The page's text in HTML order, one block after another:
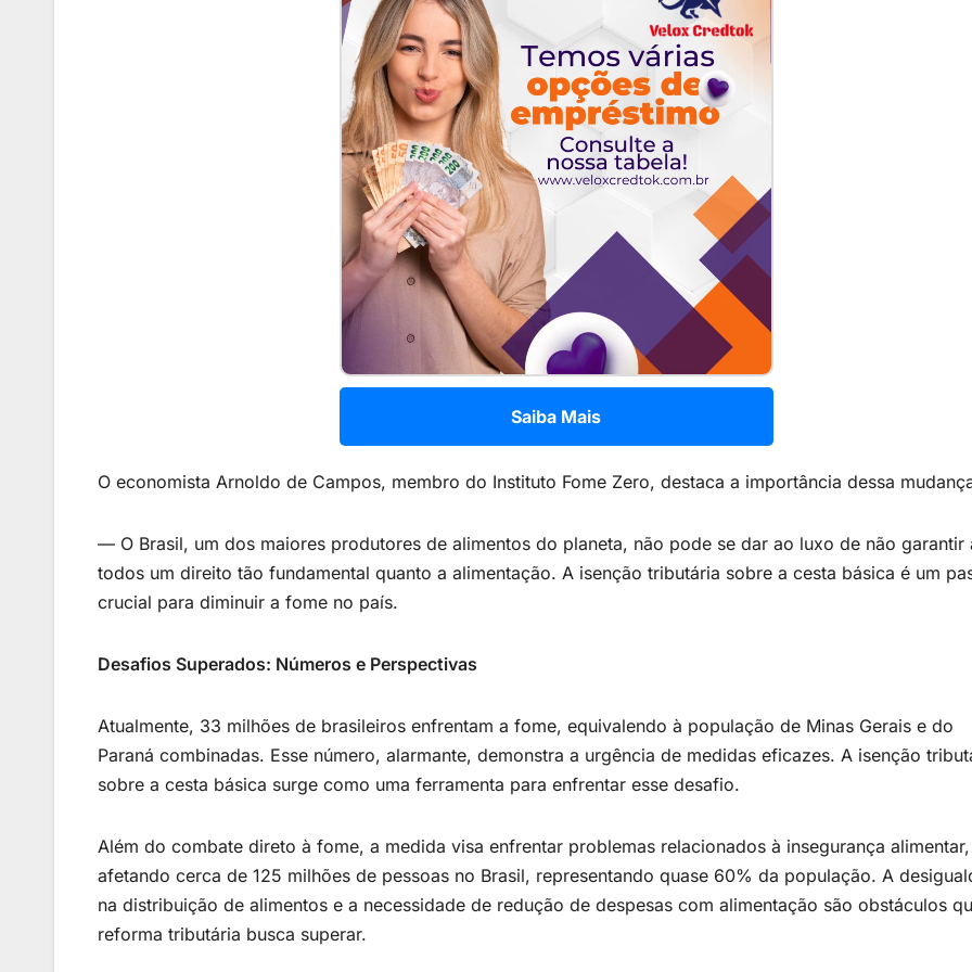
Saiba Mais
O economista Arnoldo de Campos, membro do Instituto Fome Zero, destaca a importância dessa
— O Brasil, um dos maiores produtores de alimentos do planeta, não pode se dar ao luxo de não garantir
todos um direito tão fundamental quanto a alimentação. A isenção tributária sobre a cesta básica é um
crucial para diminuir a fome no país.
Desafios Superados: Números e Perspectivas
Atualmente, 33 milhões de brasileiros enfrentam a fome, equivalendo à população de Minas Gerais e do
Paraná combinadas. Esse número, alarmante, demonstra a urgência de medidas eficazes. A isenção
sobre a cesta básica surge como uma ferramenta para enfrentar esse desafio.
Além do combate direto à fome, a medida visa enfrentar problemas relacionados à insegurança alimentar,
afetando cerca de 125 milhões de pessoas no Brasil, representando quase 60% da população. A
na distribuição de alimentos e a necessidade de redução de despesas com alimentação são obstáculos
reforma tributária busca superar.